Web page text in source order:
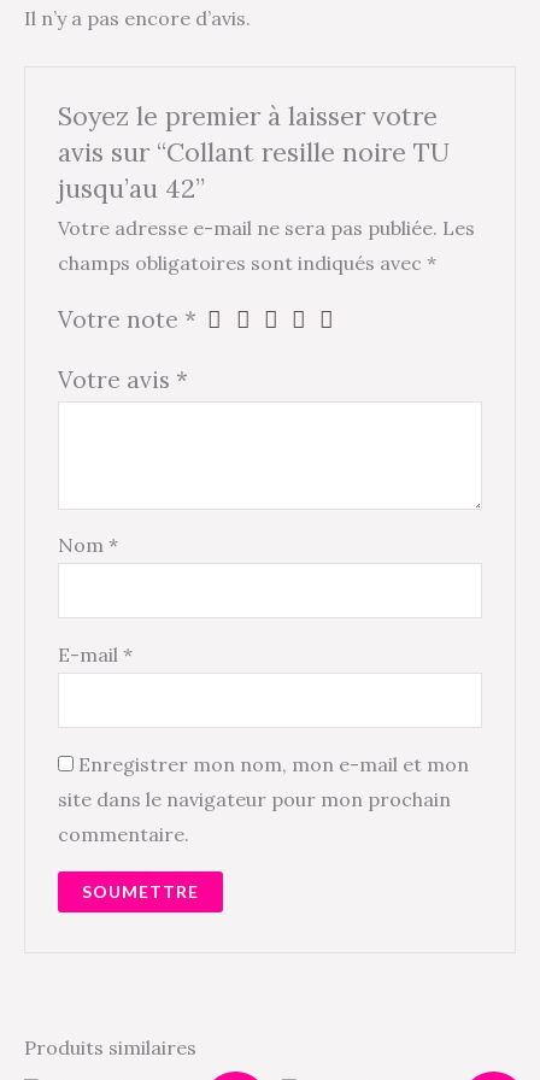
Il n’y a pas encore d’avis.
Soyez le premier à laisser votre
avis sur “Collant resille noire TU
jusqu’au 42”
Votre adresse e-mail ne sera pas publiée. Les
champs obligatoires sont indiqués avec *
Votre note *
Votre avis *
Nom *
E-mail *
Enregistrer mon nom, mon e-mail et mon
site dans le navigateur pour mon prochain
commentaire.
Produits similaires